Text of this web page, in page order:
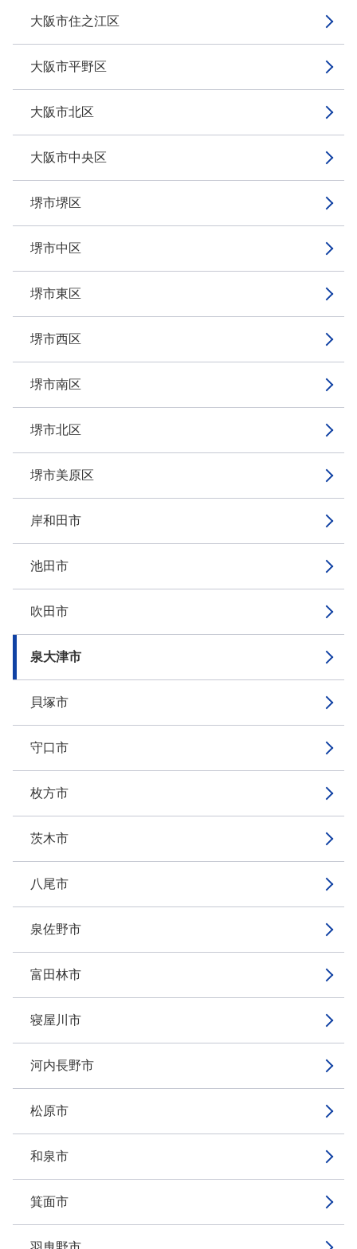
大阪市住之江区
大阪市平野区
大阪市北区
大阪市中央区
堺市堺区
堺市中区
堺市東区
堺市西区
堺市南区
堺市北区
堺市美原区
岸和田市
池田市
吹田市
泉大津市
貝塚市
守口市
枚方市
茨木市
八尾市
泉佐野市
富田林市
寝屋川市
河内長野市
松原市
和泉市
箕面市